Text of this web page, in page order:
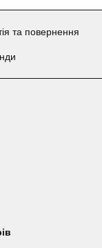
та повернення